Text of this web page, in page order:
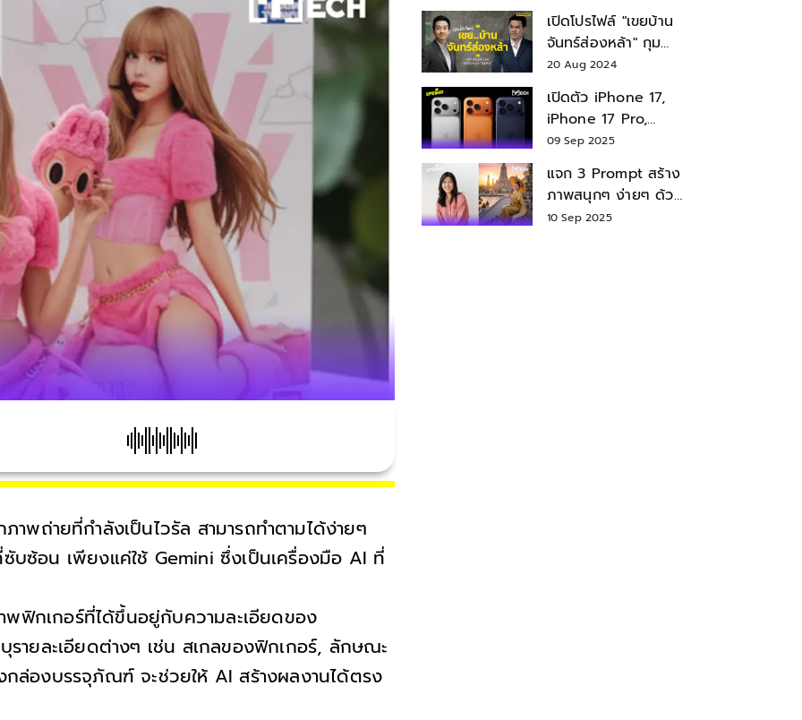
าพถ่ายที่กำลังเป็นไวรัล สามารถทำตามได้ง่ายๆ
บซ้อน เพียงแค่ใช้ Gemini ซึ่งเป็นเครื่องมือ AI ที่
ฟิกเกอร์ที่ได้ขึ้นอยู่กับความละเอียดของ
รายละเอียดต่างๆ เช่น สเกลของฟิกเกอร์, ลักษณะ
ล่องบรรจุภัณฑ์ จะช่วยให้ AI สร้างผลงานได้ตรง
เปิดโปรไฟล์ "เขยบ้าน
จันทร์ส่องหล้า" กุม
บังเหียนธุรกิจตระกูล
"ชินวัตร"
20 Aug 2024
เปิดตัว iPhone 17,
iPhone 17 Pro,
iPhone 17 Air สเปค
09 Sep 2025
แจก 3 Prompt สร้าง
ภาพสนุกๆ ง่ายๆ ด้วย
Nano Banana ใน
10 Sep 2025